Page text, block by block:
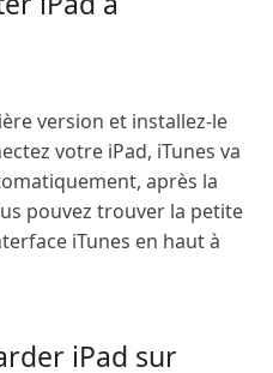
version et installez-le
votre iPad, iTunes va
après la
pouvez trouver la petite
iTunes en haut à
iPad sur